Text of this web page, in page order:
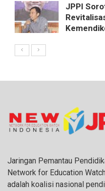
JPPI
Jaringan Pemantau
Network for Education
adalah koalisi nasional